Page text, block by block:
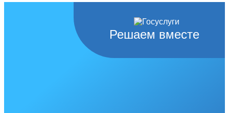
Решаем вместе